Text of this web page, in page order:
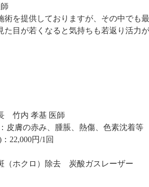
術を提供しておりますが、その中でも
た目が若くなると気持ちも若返り活力
竹内 孝基 医師
皮膚の赤み、腫脹、熱傷、色素沈着等
22,000円/1回
（ホクロ）除去 炭酸ガスレーザー